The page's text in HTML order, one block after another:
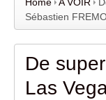
Sébastien
De
Las